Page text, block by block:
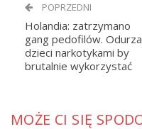
POPRZEDNI
Holandia: zatrzymano
gang pedofilów.
dzieci narkotykami by
brutalnie wykorzystać
MOŻE CI SIĘ